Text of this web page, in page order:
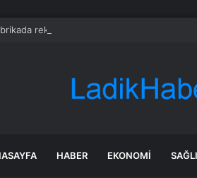
rekor zam: En düşük maaş 153 bin
HABER EKONOMI